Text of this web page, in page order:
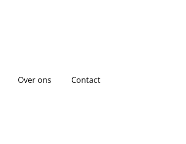
Over ons Contact
lening op